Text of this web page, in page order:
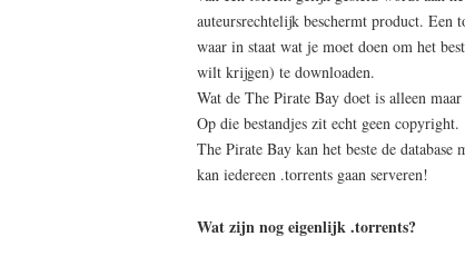
auteursrechtelijk beschermt product. Een
waar in staat wat je moet doen om het
wilt krijgen) te downloaden.
Wat de The Pirate Bay doet is alleen
Op die bestandjes zit echt geen copyright.
The Pirate Bay kan het beste de
kan iedereen .torrents gaan serveren!
Wat zijn nog eigenlijk .torrents?